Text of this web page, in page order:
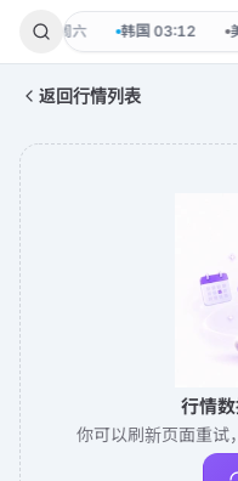
08-08 周六 韩国 03:12
返回行情列表
行情
你可以刷新页面重试